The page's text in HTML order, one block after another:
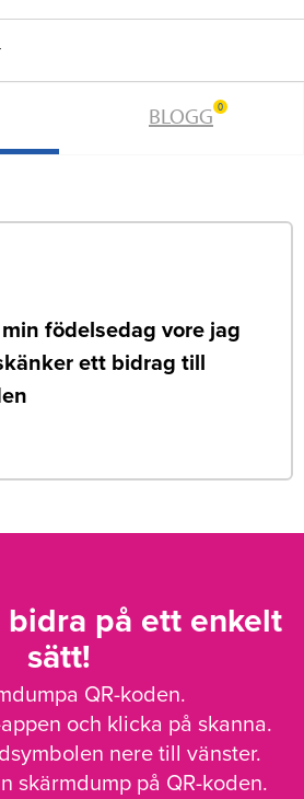
BLOGG 0
födelsedag vore jag
ett bidrag till
bidra på ett enkelt
sätt!
QR-koden.
och klicka på skanna.
nere till vänster.
skärmdump på QR-koden.